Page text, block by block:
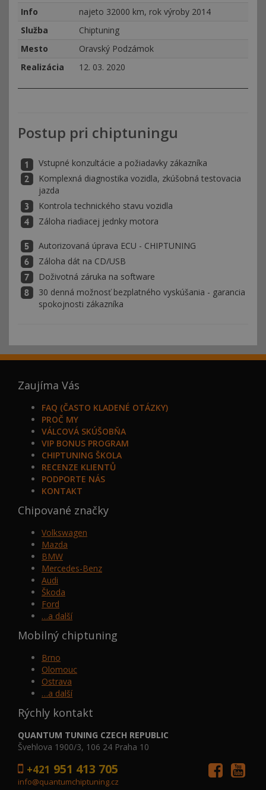
Info
najeto 32000 km, rok výroby 2014
Služba
Chiptuning
Mesto
Oravský Podzámok
Realizácia
12. 03. 2020
Postup pri chiptuningu
Vstupné konzultácie a požiadavky zákazníka
Komplexná diagnostika vozidla, zkúšobná testovacia
jazda
Kontrola technického stavu vozidla
Záloha riadiacej jednky motora
Autorizovaná úprava ECU - CHIPTUNING
Záloha dát na CD/USB
Doživotná záruka na software
30 denná možnosť bezplatného vyskúšania - garancia
spokojnosti zákazníka
Zaujíma Vás
FAQ (ČASTO KLADENÉ OTÁZKY)
PROČ MY
VÁLCOVÁ SKÚŠOBŇA
VIP BONUS PROGRAM
CHIPTUNING ŠKOLA
RECENZE KLIENTŮ
PODPORTE NÁS
KONTAKT
Chipované značky
Volkswagen
Mazda
BMW
Mercedes-Benz
Audi
Škoda
Ford
…a další
Mobilný chiptuning
Brno
Olomouc
Ostrava
…a další
Rýchly kontakt
QUANTUM TUNING CZECH REPUBLIC
Švehlova 1900/3, 106 24 Praha 10
+421 951 413 705
info@quantumchiptuning.cz